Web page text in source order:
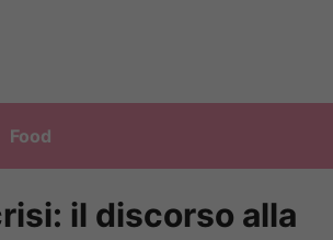
Food
il discorso alla